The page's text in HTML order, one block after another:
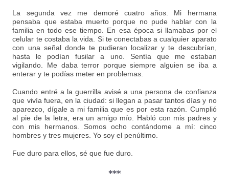
La segunda vez me demoré cuatro años. Mi hermana
pensaba que estaba muerto porque no pude hablar con la
familia en todo ese tiempo. En esa época si llamabas por el
celular te costaba la vida. Si te conectabas a cualquier aparato
con una señal donde te pudieran localizar y te descubrían,
hasta le podían fusilar a uno. Sentía que me estaban
vigilando. Me daba terror porque siempre alguien se iba a
enterar y te podías meter en problemas.
Cuando entré a la guerrilla avisé a una persona de confianza
que vivía fuera, en la ciudad: si llegan a pasar tantos días y no
aparezco, dígale a mi familia que es por esta razón. Cumplió
al pie de la letra, era un amigo mío. Habló con mis padres y
con mis hermanos. Somos ocho contándome a mí: cinco
hombres y tres mujeres. Yo soy el penúltimo.
Fue duro para ellos, sé que fue duro.
***